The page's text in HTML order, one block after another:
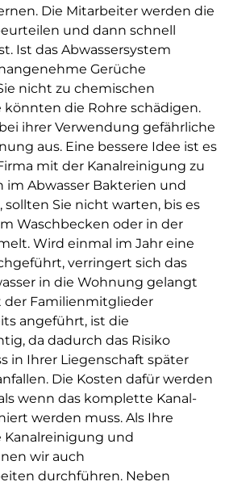
Die Mitarbeiter werden die
und dann schnell
Ist das Abwassersystem
Gerüche
nicht zu chemischen
könnten die Rohre schädigen.
ihrer Verwendung gefährliche
aus. Eine bessere Idee ist es
mit der Kanalreinigung zu
im Abwasser Bakterien und
sollten Sie nicht warten, bis es
Waschbecken oder in der
Wird einmal im Jahr eine
verringert sich das
in die Wohnung gelangt
der Familienmitglieder
angeführt, ist die
da dadurch das Risiko
in Ihrer Liegenschaft später
Die Kosten dafür werden
wenn das komplette Kanal-
werden muss. Als Ihre
Kanalreinigung und
wir auch
durchführen. Neben